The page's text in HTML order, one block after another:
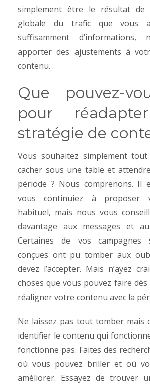
simplement être le résultat de
globale du trafic que vous
suffisamment d’informations,
apporter des ajustements à
contenu.
Que pouvez-
pour
stratégie de
Vous souhaitez simplement
cacher sous une table et
période ? Nous comprenons. Il
vous continuiez à proposer
habituel, mais nous vous
davantage aux messages et
Certaines de vos campagnes
conçues ont pu tomber aux
devez l’accepter. Mais n’ayez
choses que vous pouvez faire
réaligner votre contenu avec la
Ne laissez pas tout tomber mais
identifier le contenu qui
fonctionne pas. Faites des
où vous pouvez briller et où
améliorer. Essayez de trouver